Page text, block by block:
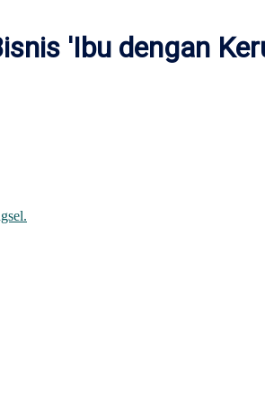
'Ibu dengan